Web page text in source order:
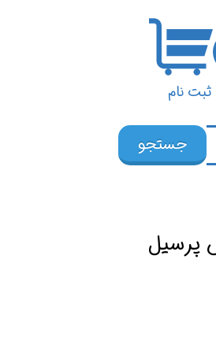
ثبت نام
کاربری من
گذر واژه
جستجو